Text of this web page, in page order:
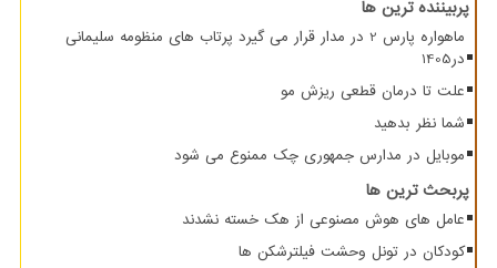
پربیننده ترین ها
ماهواره پارس 2 در مدار قرار می گیرد پرتاب های منظومه سلیمانی
در1405
علت تا درمان قطعی ریزش مو
شما نظر بدهید
موبایل در مدارس جمهوری چک ممنوع می شود
پربحث ترین ها
عامل های هوش مصنوعی از هک خسته نشدند
کودکان در تونل وحشت فیلترشکن ها